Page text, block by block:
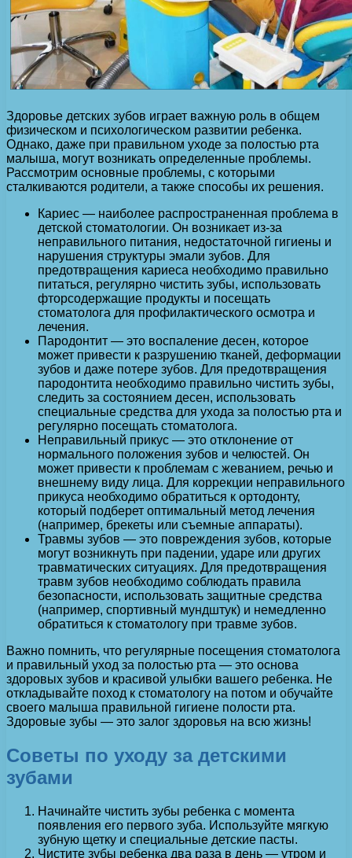
Здоровье детских зубов играет важную роль в общем
физическом и психологическом развитии ребенка.
Однако, даже при правильном уходе за полостью рта
малыша, могут возникать определенные проблемы.
Рассмотрим основные проблемы, с которыми
сталкиваются родители, а также способы их решения.
Кариес — наиболее распространенная проблема в
детской стоматологии. Он возникает из-за
неправильного питания, недостаточной гигиены и
нарушения структуры эмали зубов. Для
предотвращения кариеса необходимо правильно
питаться, регулярно чистить зубы, использовать
фторсодержащие продукты и посещать
стоматолога для профилактического осмотра и
лечения.
Пародонтит — это воспаление десен, которое
может привести к разрушению тканей, деформации
зубов и даже потере зубов. Для предотвращения
пародонтита необходимо правильно чистить зубы,
следить за состоянием десен, использовать
специальные средства для ухода за полостью рта и
регулярно посещать стоматолога.
Неправильный прикус — это отклонение от
нормального положения зубов и челюстей. Он
может привести к проблемам с жеванием, речью и
внешнему виду лица. Для коррекции неправильного
прикуса необходимо обратиться к ортодонту,
который подберет оптимальный метод лечения
(например, брекеты или съемные аппараты).
Травмы зубов — это повреждения зубов, которые
могут возникнуть при падении, ударе или других
травматических ситуациях. Для предотвращения
травм зубов необходимо соблюдать правила
безопасности, использовать защитные средства
(например, спортивный мундштук) и немедленно
обратиться к стоматологу при травме зубов.
Важно помнить, что регулярные посещения стоматолога
и правильный уход за полостью рта — это основа
здоровых зубов и красивой улыбки вашего ребенка. Не
откладывайте поход к стоматологу на потом и обучайте
своего малыша правильной гигиене полости рта.
Здоровые зубы — это залог здоровья на всю жизнь!
Советы по уходу за детскими
зубами
Начинайте чистить зубы ребенка с момента
появления его первого зуба. Используйте мягкую
зубную щетку и специальные детские пасты.
Чистите зубы ребенка два раза в день — утром и